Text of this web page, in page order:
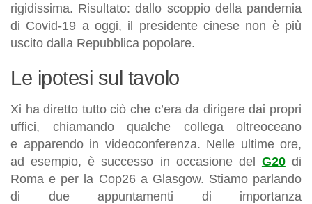
rigidissima. Risultato: dallo scoppio della pandemia
di Covid-19 a oggi, il presidente cinese non è più
uscito dalla Repubblica popolare.
Le ipotesi sul tavolo
Xi ha diretto tutto ciò che c’era da dirigere dai propri
uffici, chiamando qualche collega oltreoceano
e apparendo in videoconferenza. Nelle ultime ore,
ad esempio, è successo in occasione del G20di
Roma e per la Cop26 a Glasgow. Stiamo parlando
di due appuntamenti di importanza